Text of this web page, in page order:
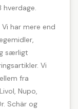
hverdage.
har mere end
særligt
Vi
fra
Nupo,
Schär og